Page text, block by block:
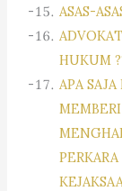
ASAS-
HUKUM
APA